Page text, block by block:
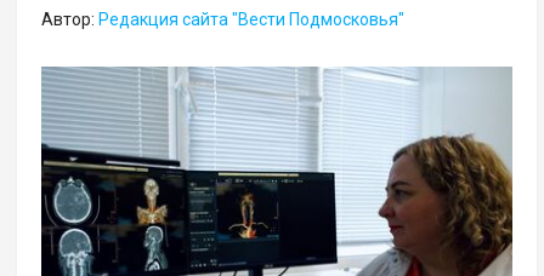
Автор: Редакция сайта "Вести Подмосковья"